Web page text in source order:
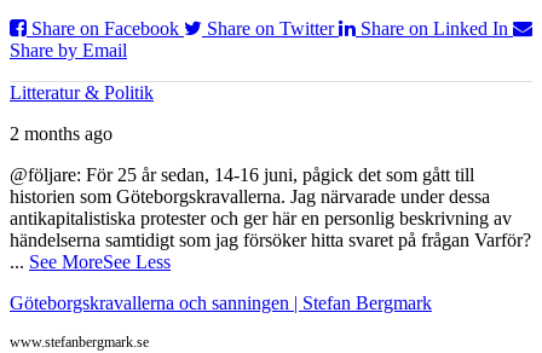
Share on Facebook
Share on Twitter
Share on Linked In
Share by Email
Litteratur & Politik
2 months ago
@följare: För 25 år sedan, 14-16 juni, pågick det som gått till
historien som Göteborgskravallerna. Jag närvarade under dessa
antikapitalistiska protester och ger här en personlig beskrivning av
händelserna samtidigt som jag försöker hitta svaret på frågan Varför?
... See MoreSee Less
Göteborgskravallerna och sanningen | Stefan Bergmark
www.stefanbergmark.se